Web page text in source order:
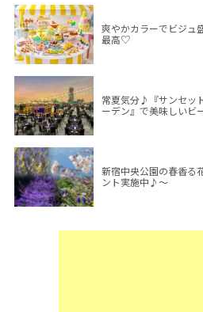
爽やかカラーでビジュ
最高♡
常夏気分♪『サンセッ
ーデン』で美味しいビ
新宿中央公園の春香る
ント実施中♪～